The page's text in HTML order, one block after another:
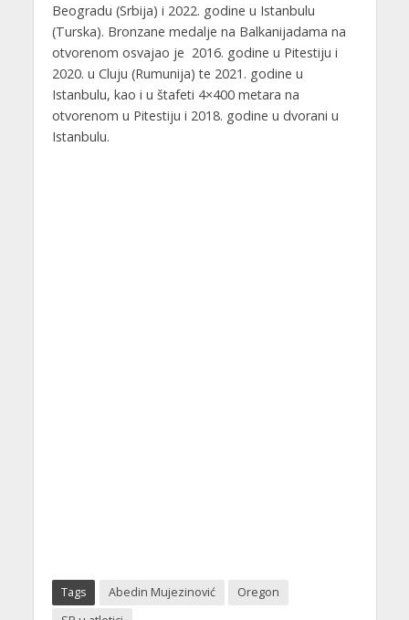
Beogradu (Srbija) i 2022. godine u Istanbulu
(Turska). Bronzane medalje na Balkanijadama na
otvorenom osvajao je 2016. godine u Pitestiju i
2020. u Cluju (Rumunija) te 2021. godine u
Istanbulu, kao i u štafeti 4×400 metara na
otvorenom u Pitestiju i 2018. godine u dvorani u
Istanbulu.
Tags Abedin Mujezinović
Oregon